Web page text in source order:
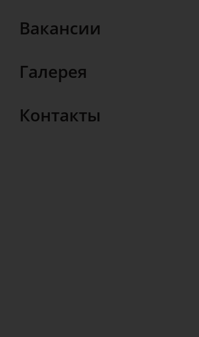
Вакансии
Галерея
Контакты